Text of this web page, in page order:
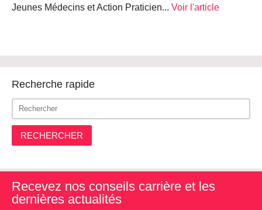
Jeunes Médecins et Action Praticien... Voir l'article
Recherche rapide
RECHERCHER
Recevez nos conseils carrière et les
dernières actualités